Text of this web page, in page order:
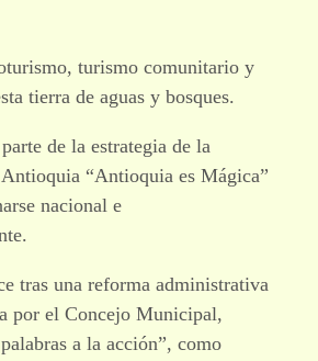
turismo comunitario y
tierra de aguas y bosques.
de la estrategia de la
“Antioquia es Mágica”
nacional e
tras una reforma administrativa
por el Concejo Municipal,
a la acción”, como